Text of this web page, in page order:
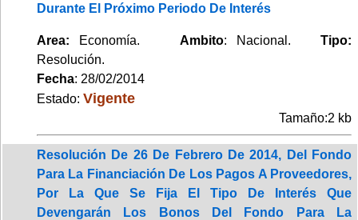
Durante El Próximo Periodo De Interés
Area: Economía. Ambito: Nacional.Tipo:
Resolución.
Fecha: 28/02/2014
Estado: Vigente
Tamaño:2 kb
Resolución De 26 De Febrero De 2014, Del Fondo
Para La Financiación De Los Pagos A Proveedores,
Por La Que Se Fija El Tipo De Interés Que
Devengarán Los Bonos Del Fondo Para La